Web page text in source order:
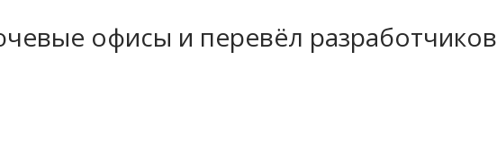
офисы и перевёл разработчиков